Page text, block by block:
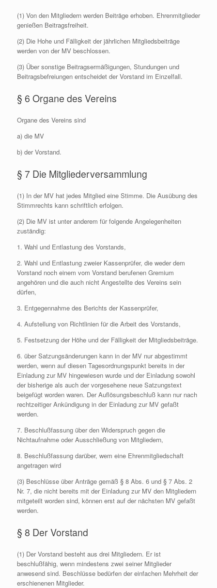
(1) Von den Mitgliedern werden Beiträge erhoben. Ehrenmitglieder
genießen Beitragsfreiheit.
(2) Die Hohe und Fälligkeit der jährlichen Mitgliedsbeiträge
werden von der MV beschlossen.
(3) Über sonstige Beitragsermäßigungen, Stundungen und
Beitragsbefreiungen entscheidet der Vorstand im Einzelfall.
§ 6 Organe des Vereins
Organe des Vereins sind
a) die MV
b) der Vorstand.
§ 7 Die Mitgliederversammlung
(1) In der MV hat jedes Mitglied eine Stimme. Die Ausübung des
Stimmrechts kann schriftlich erfolgen.
(2) Die MV ist unter anderem für folgende Angelegenheiten
zuständig:
1. Wahl und Entlastung des Vorstands,
2. Wahl und Entlastung zweier Kassenprüfer, die weder dem
Vorstand noch einem vom Vorstand berufenen Gremium
angehören und die auch nicht Angestellte des Vereins sein
dürfen,
3. Entgegennahme des Berichts der Kassenprüfer,
4. Aufstellung von Richtlinien für die Arbeit des Vorstands,
5. Festsetzung der Höhe und der Fälligkeit der Mitgliedsbeiträge.
6. über Satzungsänderungen kann in der MV nur abgestimmt
werden, wenn auf diesen Tagesordnungspunkt bereits in der
Einladung zur MV hingewiesen wurde und der Einladung sowohl
der bisherige als auch der vorgesehene neue Satzungstext
beigefügt worden waren. Der Auflösungsbeschluß kann nur nach
rechtzeitiger Ankündigung in der Einladung zur MV gefaßt
werden.
7. Beschlußfassung über den Widerspruch gegen die
Nichtaufnahme oder Ausschließung von Mitgliedern,
8. Beschlußfassung darüber, wem eine Ehrenmitgliedschaft
angetragen wird
(3) Beschlüsse über Anträge gemäß § 8 Abs. 6 und § 7 Abs. 2
Nr. 7, die nicht bereits mit der Einladung zur MV den Mitgliedern
mitgeteilt worden sind, können erst auf der nächsten MV gefaßt
werden.
§ 8 Der Vorstand
(1) Der Vorstand besteht aus drei Mitgliedern. Er ist
beschlußfähig, wenn mindestens zwei seiner Mitglieder
anwesend sind. Beschlüsse bedürfen der einfachen Mehrheit der
erschienenen Mitglieder.